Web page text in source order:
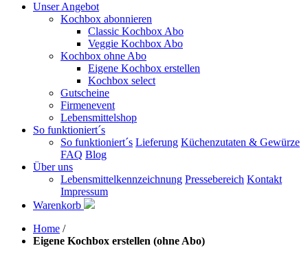
Unser Angebot
Kochbox abonnieren
Classic Kochbox Abo
Veggie Kochbox Abo
Kochbox ohne Abo
Eigene Kochbox erstellen
Kochbox select
Gutscheine
Firmenevent
Lebensmittelshop
So funktioniert´s
So funktioniert´s Lieferung Küchenzutaten & Gewürze
FAQ Blog
Über uns
Lebensmittelkennzeichnung Pressebereich Kontakt
Impressum
Warenkorb
Home /
Eigene Kochbox erstellen (ohne Abo)